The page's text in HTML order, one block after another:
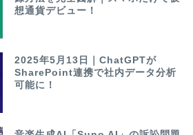
想通貨デビュー！
2025年5月13日｜ChatGPTが
SharePoint連携で社内データ分析
可能に！